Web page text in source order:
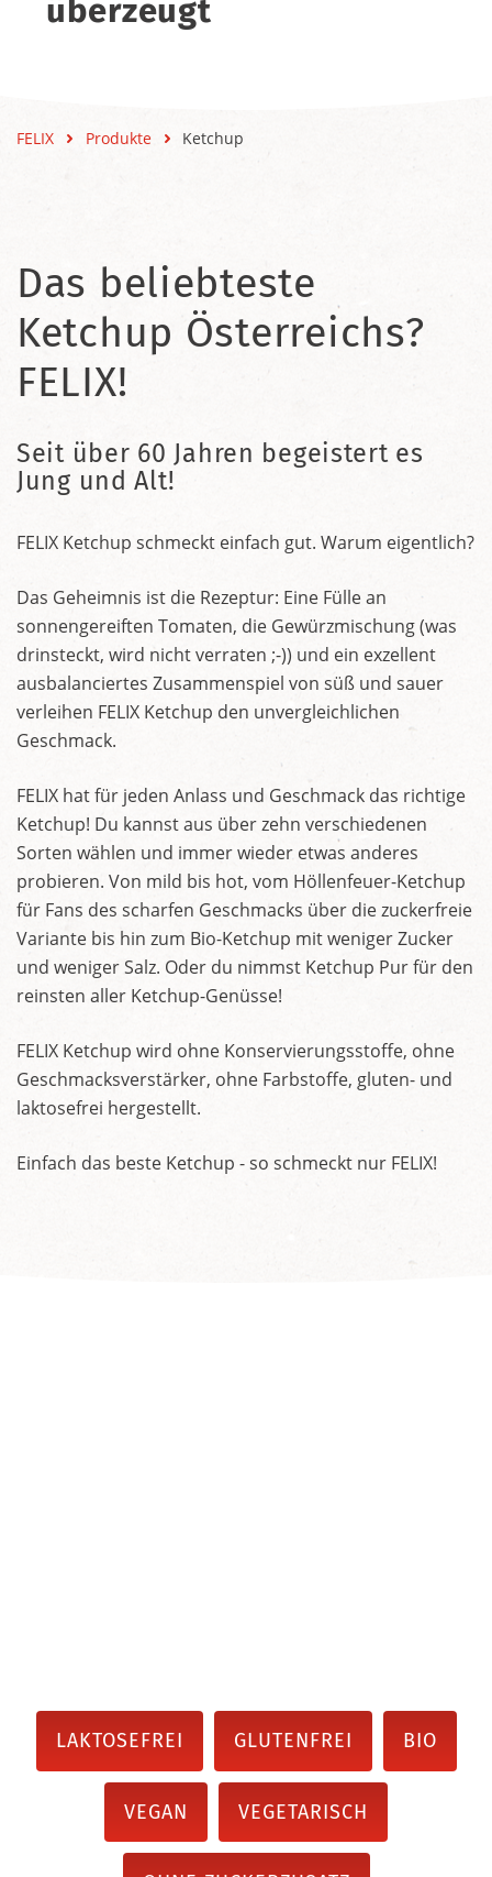
überzeugt
FELIX Produkte Ketchup
Das beliebteste
Ketchup Österreichs?
FELIX!
Seit über 60 Jahren begeistert es
Jung und Alt!
FELIX Ketchup schmeckt einfach gut. Warum eigentlich?
Das Geheimnis ist die Rezeptur: Eine Fülle an
sonnengereiften Tomaten, die Gewürzmischung (was
drinsteckt, wird nicht verraten ;-)) und ein exzellent
ausbalanciertes Zusammenspiel von süß und sauer
verleihen FELIX Ketchup den unvergleichlichen
Geschmack.
FELIX hat für jeden Anlass und Geschmack das richtige
Ketchup! Du kannst aus über zehn verschiedenen
Sorten wählen und immer wieder etwas anderes
probieren. Von mild bis hot, vom Höllenfeuer-Ketchup
für Fans des scharfen Geschmacks über die zuckerfreie
Variante bis hin zum Bio-Ketchup mit weniger Zucker
und weniger Salz. Oder du nimmst Ketchup Pur für den
reinsten aller Ketchup-Genüsse!
FELIX Ketchup wird ohne Konservierungsstoffe, ohne
Geschmacksverstärker, ohne Farbstoffe, gluten- und
laktosefrei hergestellt.
Einfach das beste Ketchup - so schmeckt nur FELIX!
LAKTOSEFREI GLUTENFREI BIO
VEGAN VEGETARISCH